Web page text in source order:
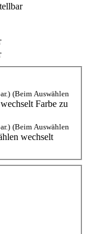
(Beim Auswählen
Farbe zu
(Beim Auswählen
wechselt